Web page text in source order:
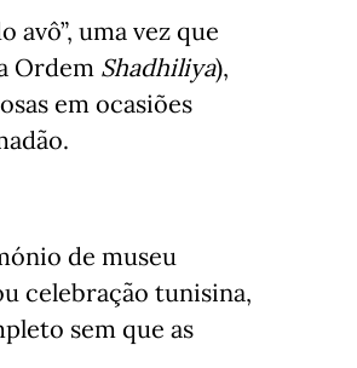
avô”, uma vez que
Ordem Shadhiliya),
em ocasiões
de museu
celebração tunisina,
sem que as